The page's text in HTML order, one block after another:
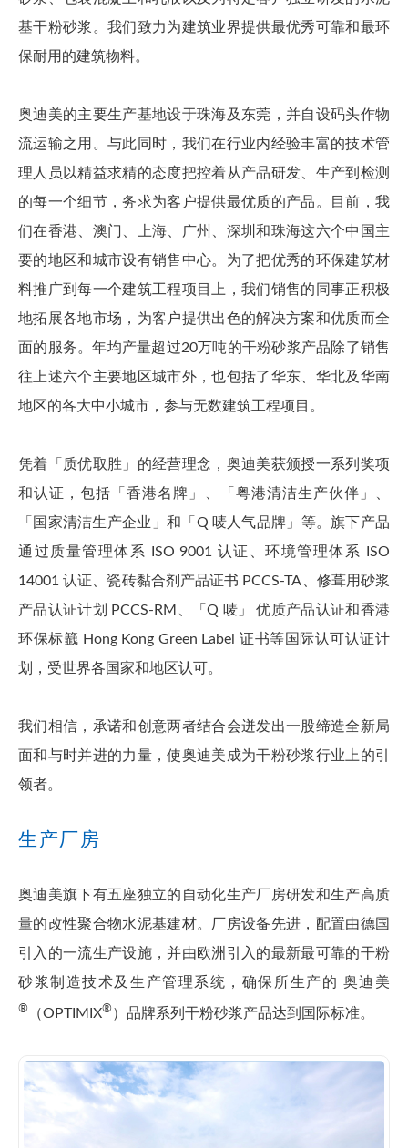
基干粉砂浆。我们致力为建筑业界提供最优秀可靠和最环
保耐用的建筑物料。
奥迪美的主要生产基地设于珠海及东莞，并自设码头作物
流运输之用。与此同时，我们在行业内经验丰富的技术管
理人员以精益求精的态度把控着从产品研发、生产到检测
的每一个细节，务求为客户提供最优质的产品。目前，我
们在香港、澳门、上海、广州、深圳和珠海这六个中国主
要的地区和城市设有销售中心。为了把优秀的环保建筑材
料推广到每一个建筑工程项目上，我们销售的同事正积极
地拓展各地市场，为客户提供出色的解决方案和优质而全
面的服务。年均产量超过20万吨的干粉砂浆产品除了销售
往上述六个主要地区城市外，也包括了华东、华北及华南
地区的各大中小城市，参与无数建筑工程项目。
凭着「质优取胜」的经营理念，奥迪美获颁授一系列奖项
和认证，包括「香港名牌」、「粤港清洁生产伙伴」、
「国家清洁生产企业」和「Q 唛人气品牌」等。旗下产品
通过质量管理体系 ISO 9001 认证、环境管理体系 ISO
14001 认证、瓷砖黏合剂产品证书 PCCS-TA、修葺用砂浆
产品认证计划 PCCS-RM、「Q 唛」 优质产品认证和香港
环保标籖 Hong Kong Green Label 证书等国际认可认证计
划，受世界各国家和地区认可。
我们相信，承诺和创意两者结合会迸发出一股缔造全新局
面和与时并进的力量，使奥迪美成为干粉砂浆行业上的引
领者。
生产厂房
奥迪美旗下有五座独立的自动化生产厂房研发和生产高质
量的改性聚合物水泥基建材。厂房设备先进，配置由德国
引入的一流生产设施，并由欧洲引入的最新最可靠的干粉
砂浆制造技术及生产管理系统，确保所生产的 奥迪美
® （OPTIMIX® ）品牌系列干粉砂浆产品达到国际标准。